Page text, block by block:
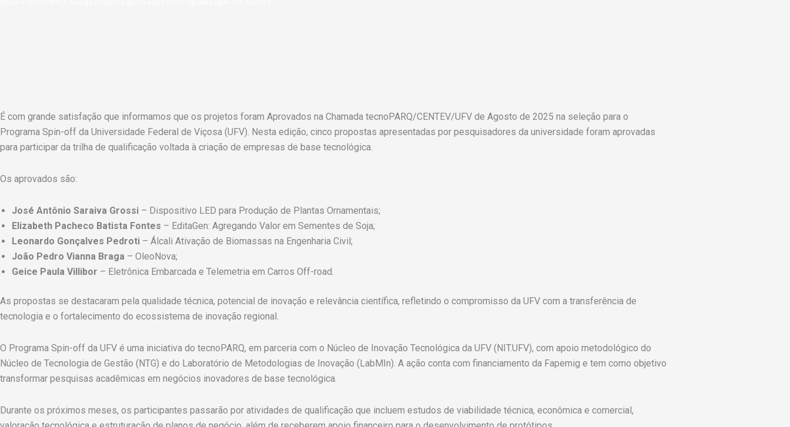
É com grande satisfação que informamos que os projetos foram Aprovados na Chamada tecnoPARQ/CENTEV/UFV de Agosto de 2025 na seleção para o
Programa Spin-off da Universidade Federal de Viçosa (UFV). Nesta edição, cinco propostas apresentadas por pesquisadores da universidade foram aprovadas
para participar da trilha de qualificação voltada à criação de empresas de base tecnológica.
Os aprovados são:
José Antônio Saraiva Grossi – Dispositivo LED para Produção de Plantas Ornamentais;
Elizabeth Pacheco Batista Fontes – EditaGen: Agregando Valor em Sementes de Soja;
Leonardo Gonçalves Pedroti – Álcali Ativação de Biomassas na Engenharia Civil;
João Pedro Vianna Braga – OleoNova;
Geice Paula Villibor – Eletrônica Embarcada e Telemetria em Carros Off-road.
As propostas se destacaram pela qualidade técnica, potencial de inovação e relevância científica, refletindo o compromisso da UFV com a transferência de
tecnologia e o fortalecimento do ecossistema de inovação regional.
O Programa Spin-off da UFV é uma iniciativa do tecnoPARQ, em parceria com o Núcleo de Inovação Tecnológica da UFV (NIT.UFV), com apoio metodológico do
Núcleo de Tecnologia de Gestão (NTG) e do Laboratório de Metodologias de Inovação (LabMIn). A ação conta com financiamento da Fapemig e tem como objetivo
transformar pesquisas acadêmicas em negócios inovadores de base tecnológica.
Durante os próximos meses, os participantes passarão por atividades de qualificação que incluem estudos de viabilidade técnica, econômica e comercial,